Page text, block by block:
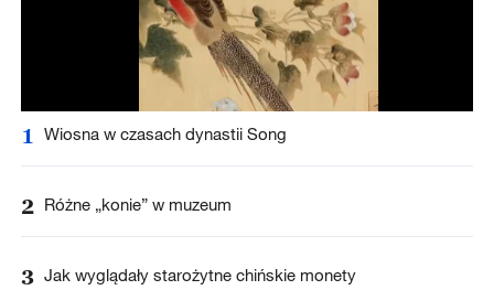
1 Wiosna w czasach dynastii Song
2 Różne „konie” w muzeum
3 Jak wyglądały starożytne chińskie monety